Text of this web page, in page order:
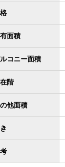
面積
コニー面積
階
他面積